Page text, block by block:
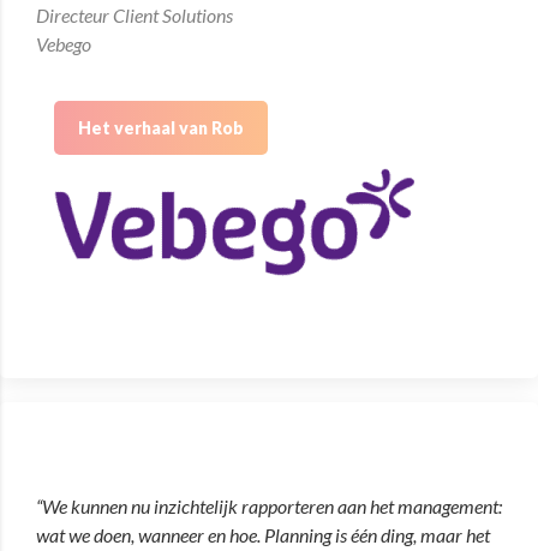
Directeur Client Solutions
Vebego
Het verhaal van Rob
“We kunnen nu inzichtelijk rapporteren aan het management:
wat we doen, wanneer en hoe. Planning is één ding, maar het